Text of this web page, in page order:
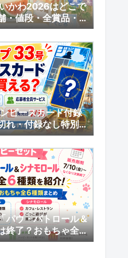
かわ2026はどこで
・値段・全賞品・ラ
ピースカード付録
れ・付録なし特別版
者全員サービスまと
パウ・パトロール＆
終了？おもちゃ全6
とめ